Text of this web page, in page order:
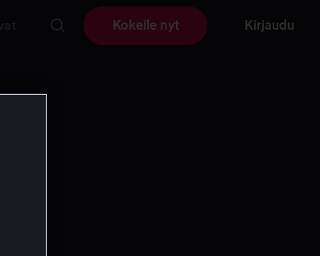
Kokeile nyt Kirjaudu